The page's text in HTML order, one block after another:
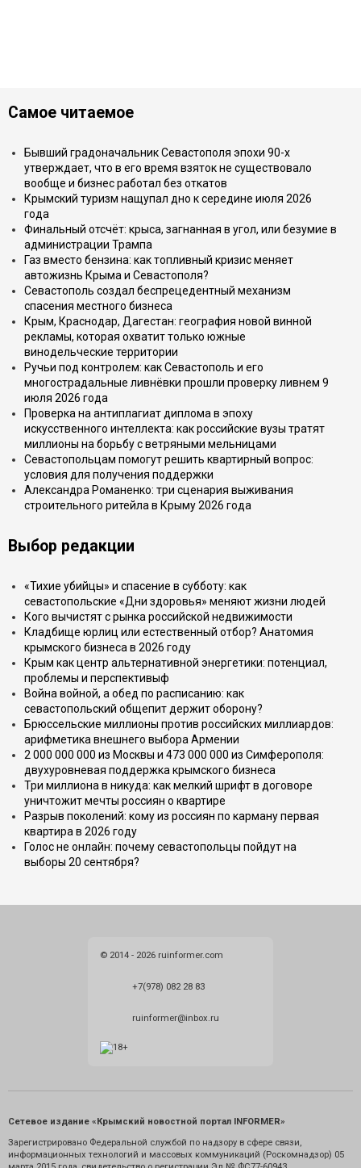
Самое читаемое
Бывший градоначальник Севастополя эпохи 90-х
утверждает, что в его время взяток не существовало
вообще и бизнес работал без откатов
Крымский туризм нащупал дно к середине июля 2026
года
Финальный отсчёт: крыса, загнанная в угол, или безумие в
администрации Трампа
Газ вместо бензина: как топливный кризис меняет
автожизнь Крыма и Севастополя?
Севастополь создал беспрецедентный механизм
спасения местного бизнеса
Крым, Краснодар, Дагестан: география новой винной
рекламы, которая охватит только южные
винодельческие территории
Ручьи под контролем: как Севастополь и его
многострадальные ливнёвки прошли проверку ливнем 9
июля 2026 года
Проверка на антиплагиат диплома в эпоху
искусственного интеллекта: как российские вузы тратят
миллионы на борьбу с ветряными мельницами
Севастопольцам помогут решить квартирный вопрос:
условия для получения поддержки
Александра Романенко: три сценария выживания
строительного ритейла в Крыму 2026 года
Выбор редакции
«Тихие убийцы» и спасение в субботу: как
севастопольские «Дни здоровья» меняют жизни людей
Кого вычистят с рынка российской недвижимости
Кладбище юрлиц или естественный отбор? Анатомия
крымского бизнеса в 2026 году
Крым как центр альтернативной энергетики: потенциал,
проблемы и перспективыф
Война войной, а обед по расписанию: как
севастопольский общепит держит оборону?
Брюссельские миллионы против российских миллиардов:
арифметика внешнего выбора Армении
2 000 000 000 из Москвы и 473 000 000 из Симферополя:
двухуровневая поддержка крымского бизнеса
Три миллиона в никуда: как мелкий шрифт в договоре
уничтожит мечты россиян о квартире
Разрыв поколений: кому из россиян по карману первая
квартира в 2026 году
Голос не онлайн: почему севастопольцы пойдут на
выборы 20 сентября?
© 2014 - 2026 ruinformer.com
+7(978) 082 28 83
ruinformer@inbox.ru
Сетевое издание «Крымский новостной портал INFORMER»
Зарегистрировано Федеральной службой по надзору в сфере связи,
информационных технологий и массовых коммуникаций (Роскомнадзор) 05